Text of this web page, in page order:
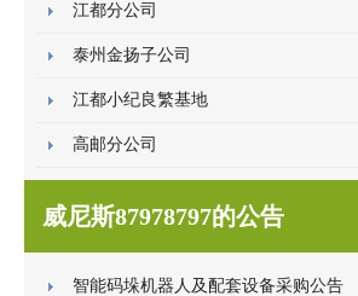
江都分公司
泰州金扬子公司
江都小纪良繁基地
高邮分公司
威尼斯87978797的公告
智能码垛机器人及配套设备采购公告